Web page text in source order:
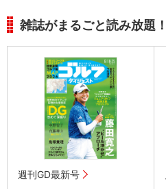
雑誌がまるごと読み放題！
週刊GD最新号